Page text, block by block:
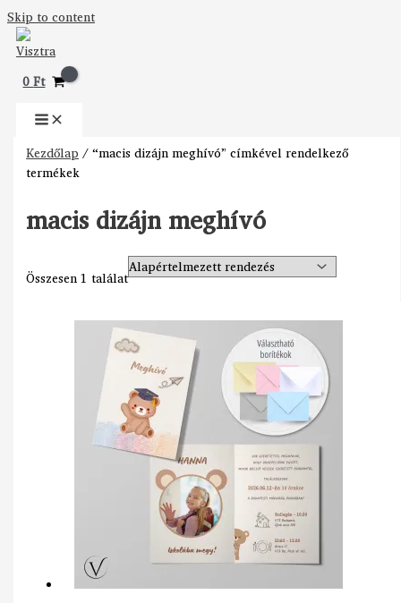
Skip to content
0Ft
Kezdőlap / “macis dizájn meghívó” címkével rendelkező
termékek
macis dizájn meghívó
Összesen 1 találat